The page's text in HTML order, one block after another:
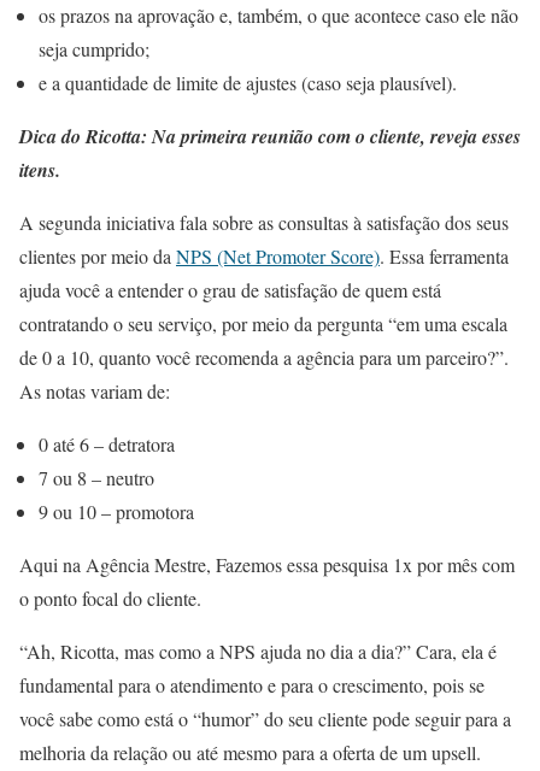
os prazos na aprovação e, também, o que acontece caso ele não
seja cumprido;
e a quantidade de limite de ajustes (caso seja plausível).
Dica do Ricotta: Na primeira reunião com o cliente, reveja esses
itens.
A segunda iniciativa fala sobre as consultas à satisfação dos seus
clientes por meio da NPS (Net Promoter Score). Essa ferramenta
ajuda você a entender o grau de satisfação de quem está
contratando o seu serviço, por meio da pergunta “em uma escala
de 0 a 10, quanto você recomenda a agência para um parceiro?”.
As notas variam de:
0 até 6 – detratora
7 ou 8 – neutro
9 ou 10 – promotora
Aqui na Agência Mestre, Fazemos essa pesquisa 1x por mês com
o ponto focal do cliente.
“Ah, Ricotta, mas como a NPS ajuda no dia a dia?” Cara, ela é
fundamental para o atendimento e para o crescimento, pois se
você sabe como está o “humor” do seu cliente pode seguir para a
melhoria da relação ou até mesmo para a oferta de um upsell.